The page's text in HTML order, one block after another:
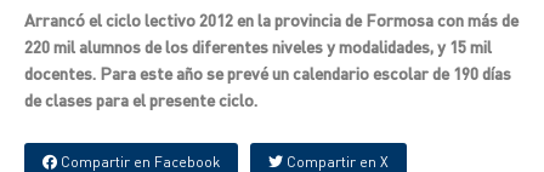
Arrancó el ciclo lectivo 2012 en la provincia de Formosa con más de
220 mil alumnos de los diferentes niveles y modalidades, y 15 mil
docentes. Para este año se prevé un calendario escolar de 190 días
de clases para el presente ciclo.
Compartir en Facebook Compartir en X